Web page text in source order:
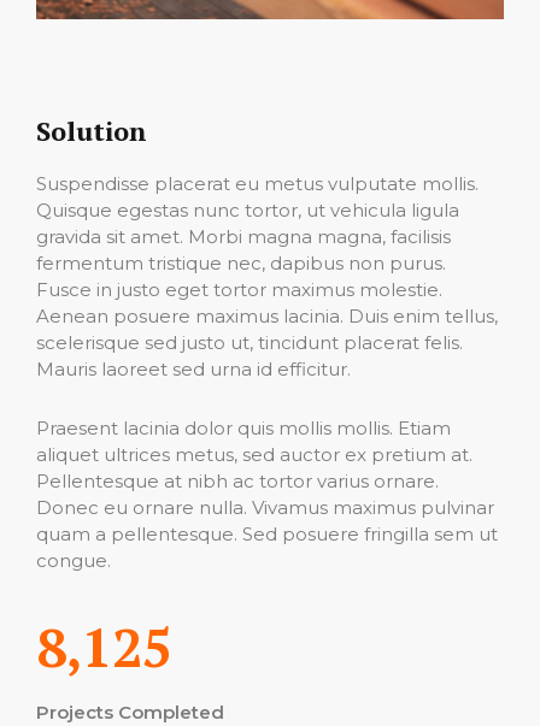
Solution
Suspendisse placerat eu metus vulputate mollis.
Quisque egestas nunc tortor, ut vehicula ligula
gravida sit amet. Morbi magna magna, facilisis
fermentum tristique nec, dapibus non purus.
Fusce in justo eget tortor maximus molestie.
Aenean posuere maximus lacinia. Duis enim tellus,
scelerisque sed justo ut, tincidunt placerat felis.
Mauris laoreet sed urna id efficitur.
Praesent lacinia dolor quis mollis mollis. Etiam
aliquet ultrices metus, sed auctor ex pretium at.
Pellentesque at nibh ac tortor varius ornare.
Donec eu ornare nulla. Vivamus maximus pulvinar
quam a pellentesque. Sed posuere fringilla sem ut
congue.
8,125
Projects Completed